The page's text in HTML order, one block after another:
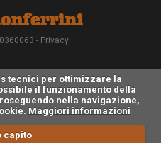
- Privacy
tecnici per ottimizzare la
il funzionamento della
nella navigazione,
Maggiori informazioni
capito